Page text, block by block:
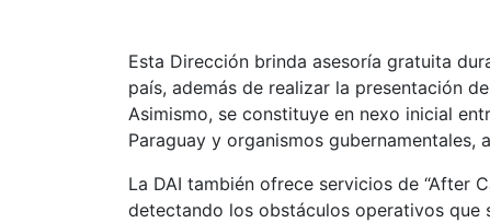
Esta Dirección brinda asesoría gratuita
país, además de realizar la presentación
Asimismo, se constituye en nexo inicial
Paraguay y organismos
La DAI también ofrece servicios de “After
detectando los obstáculos operativos que